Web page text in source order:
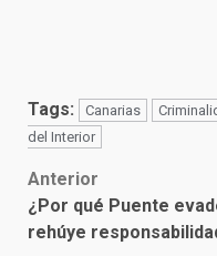
Tags: Canarias
del Interior
Post
navigation
Anterior
¿Por qué Puente
rehúye